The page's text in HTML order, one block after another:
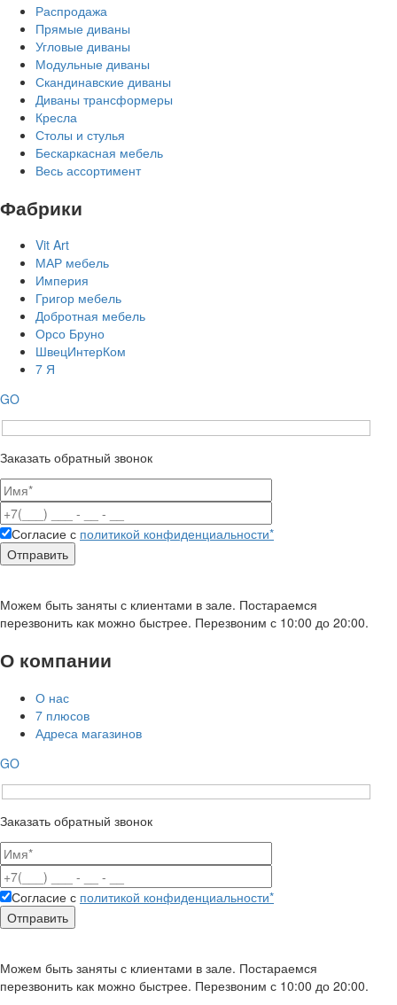
Распродажа
Прямые диваны
Угловые диваны
Модульные диваны
Скандинавские диваны
Диваны трансформеры
Кресла
Столы и стулья
Бескаркасная мебель
Весь ассортимент
Фабрики
Vit Art
МАР мебель
Империя
Григор мебель
Добротная мебель
Орсо Бруно
ШвецИнтерКом
7 Я
GO
Заказать обратный звонок
Согласие с политикой конфиденциальности*
Можем быть заняты с клиентами в зале. Постараемся
перезвонить как можно быстрее. Перезвоним с 10:00 до 20:00.
О компании
О нас
7 плюсов
Адреса магазинов
GO
Заказать обратный звонок
Согласие с политикой конфиденциальности*
Можем быть заняты с клиентами в зале. Постараемся
перезвонить как можно быстрее. Перезвоним с 10:00 до 20:00.